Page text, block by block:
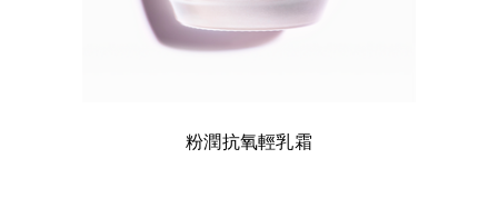
粉潤抗氧輕乳霜